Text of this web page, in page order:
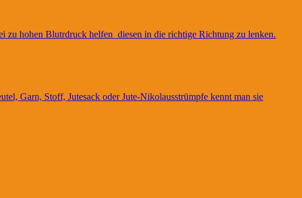
zu hohen Blutrdruck helfen diesen in die richtige Richtung zu lenken.
Garn, Stoff, Jutesack oder Jute-Nikolausstrümpfe kennt man sie